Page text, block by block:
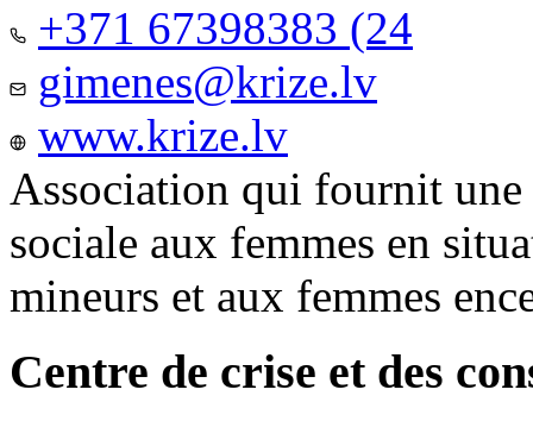
+371 67398383 (24
gimenes@krize.lv
www.krize.lv
Association qui fournit une
sociale aux femmes en
mineurs et aux femmes
Centre de crise et des